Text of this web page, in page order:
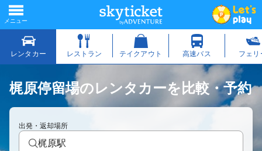
梶原停留場のレンタカーを比較・予約
出発・返却場所
梶原駅